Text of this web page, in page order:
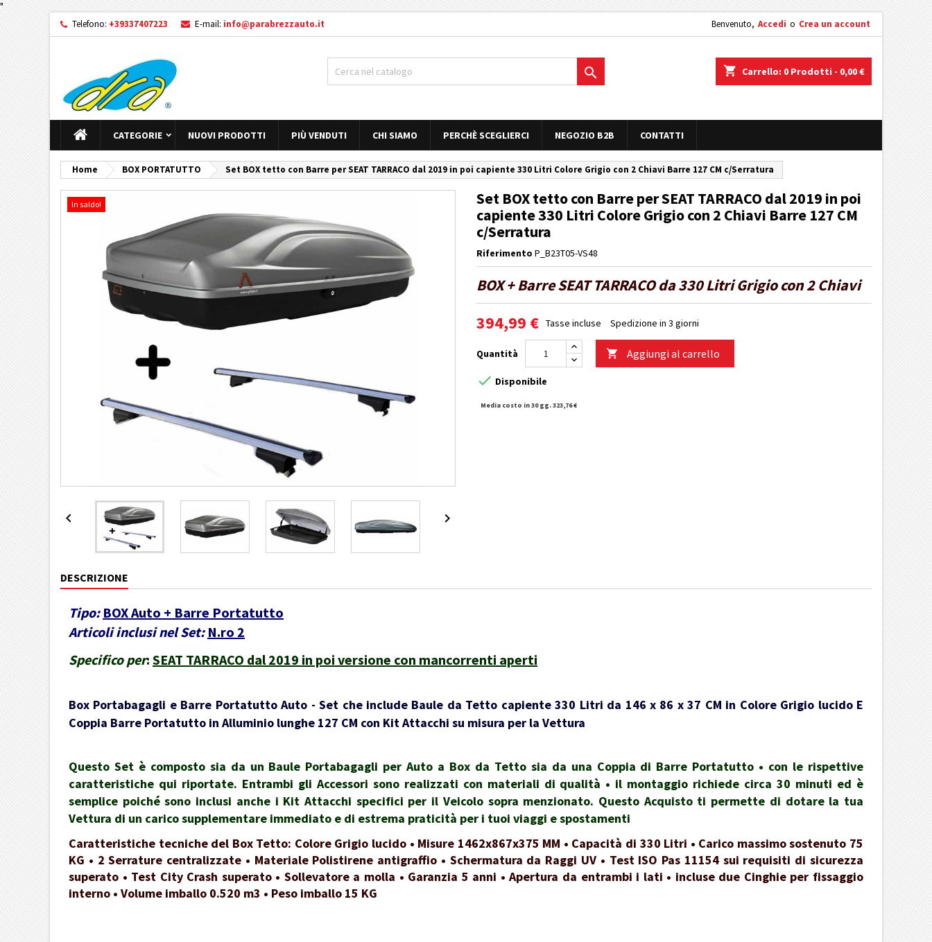
"
Telefono: +39337407223 E-mail: info@parabrezzauto.it Benvenuto, Accedi o Crea un account
shopping_cart Carrello: 0 Prodotti - 0,00 €

CATEGORIE NUOVI PRODOTTI PIÙ VENDUTI CHI SIAMO PERCHÈ SCEGLIERCI NEGOZIO B2B CONTATTI
Home BOX PORTATUTTO Set BOX tetto con Barre per SEAT TARRACO dal 2019 in poi capiente 330 Litri Colore Grigio con 2 Chiavi Barre 127 CM c/Serratura
In saldo!
 
Set BOX tetto con Barre per SEAT TARRACO dal 2019 in poi
capiente 330 Litri Colore Grigio con 2 Chiavi Barre 127 CM
c/Serratura
Riferimento P_B23T05-VS48
BOX + Barre SEAT TARRACO da 330 Litri Grigio con 2 Chiavi
394,99 € Tasse incluse Spedizione in 3 giorni
Quantità  Aggiungi al carrello
 Disponibile
Media costo in 30 gg. 323,76 €
DESCRIZIONE
Tipo: BOX Auto + Barre Portatutto
Articoli inclusi nel Set: N.ro 2
Specifico per: SEAT TARRACO dal 2019 in poi versione con mancorrenti aperti
Box Portabagagli e Barre Portatutto Auto - Set che include Baule da Tetto capiente 330 Litri da 146 x 86 x 37 CM in Colore Grigio lucido E
Coppia Barre Portatutto in Alluminio lunghe 127 CM con Kit Attacchi su misura per la Vettura
Questo Set è composto sia da un Baule Portabagagli per Auto a Box da Tetto sia da una Coppia di Barre Portatutto • con le rispettive
caratteristiche qui riportate. Entrambi gli Accessori sono realizzati con materiali di qualità • il montaggio richiede circa 30 minuti ed è
semplice poiché sono inclusi anche i Kit Attacchi specifici per il Veicolo sopra menzionato. Questo Acquisto ti permette di dotare la tua
Vettura di un carico supplementare immediato e di estrema praticità per i tuoi viaggi e spostamenti
Caratteristiche tecniche del Box Tetto: Colore Grigio lucido • Misure 1462x867x375 MM • Capacità di 330 Litri • Carico massimo sostenuto 75
KG • 2 Serrature centralizzate • Materiale Polistirene antigraffio • Schermatura da Raggi UV • Test ISO Pas 11154 sui requisiti di sicurezza
superato • Test City Crash superato • Sollevatore a molla • Garanzia 5 anni • Apertura da entrambi i lati • incluse due Cinghie per fissaggio
interno • Volume imballo 0.520 m3 • Peso imballo 15 KG